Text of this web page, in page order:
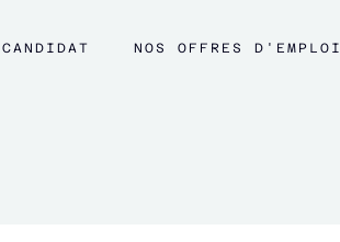
CANDIDAT NOS OFFRES D'EMPLOI